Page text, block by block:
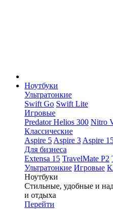
Ноутбуки
Ультратонкие
Swift Go Swift Lite
Игровые
Predator Helios 300 Nitro
Классические
Aspire 5 Aspire 3 Aspire
Для бизнеса
Extensa 15 TravelMate P2
Ультратонкие Игровые
Ноутбуки
Стильные, удобные и
и отдыха
Перейти